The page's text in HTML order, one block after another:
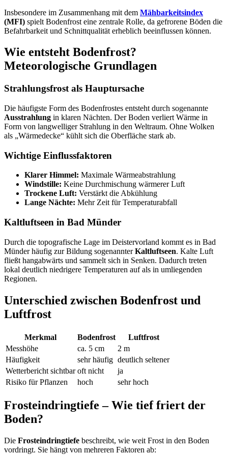
Insbesondere im Zusammenhang mit dem Mähbarkeitsindex
(MFI) spielt Bodenfrost eine zentrale Rolle, da gefrorene Böden die
Befahrbarkeit und Schnittqualität erheblich beeinflussen können.
Wie entsteht Bodenfrost?
Meteorologische Grundlagen
Strahlungsfrost als Hauptursache
Die häufigste Form des Bodenfrostes entsteht durch sogenannte
Ausstrahlung in klaren Nächten. Der Boden verliert Wärme in
Form von langwelliger Strahlung in den Weltraum. Ohne Wolken
als „Wärmedecke“ kühlt sich die Oberfläche stark ab.
Wichtige Einflussfaktoren
Klarer Himmel: Maximale Wärmeabstrahlung
Windstille: Keine Durchmischung wärmerer Luft
Trockene Luft: Verstärkt die Abkühlung
Lange Nächte: Mehr Zeit für Temperaturabfall
Kaltluftseen in Bad Münder
Durch die topografische Lage im Deistervorland kommt es in Bad
Münder häufig zur Bildung sogenannterKaltluftseen. Kalte Luft
fließt hangabwärts und sammelt sich in Senken. Dadurch treten
lokal deutlich niedrigere Temperaturen auf als in umliegenden
Regionen.
Unterschied zwischen Bodenfrost und
Luftfrost
Merkmal Bodenfrost
Luftfrost
Messhöhe
ca. 5 cm
2 m
Häufigkeit
sehr häufig deutlich seltener
Wetterbericht sichtbar oft nicht
ja
Risiko für Pflanzen
hoch sehr hoch
Frosteindringtiefe – Wie tief friert der
Boden?
Die Frosteindringtiefe beschreibt, wie weit Frost in den Boden
vordringt. Sie hängt von mehreren Faktoren ab: